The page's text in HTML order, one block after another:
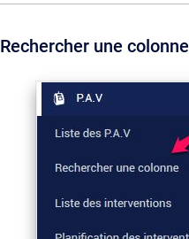
Rechercher une colonne